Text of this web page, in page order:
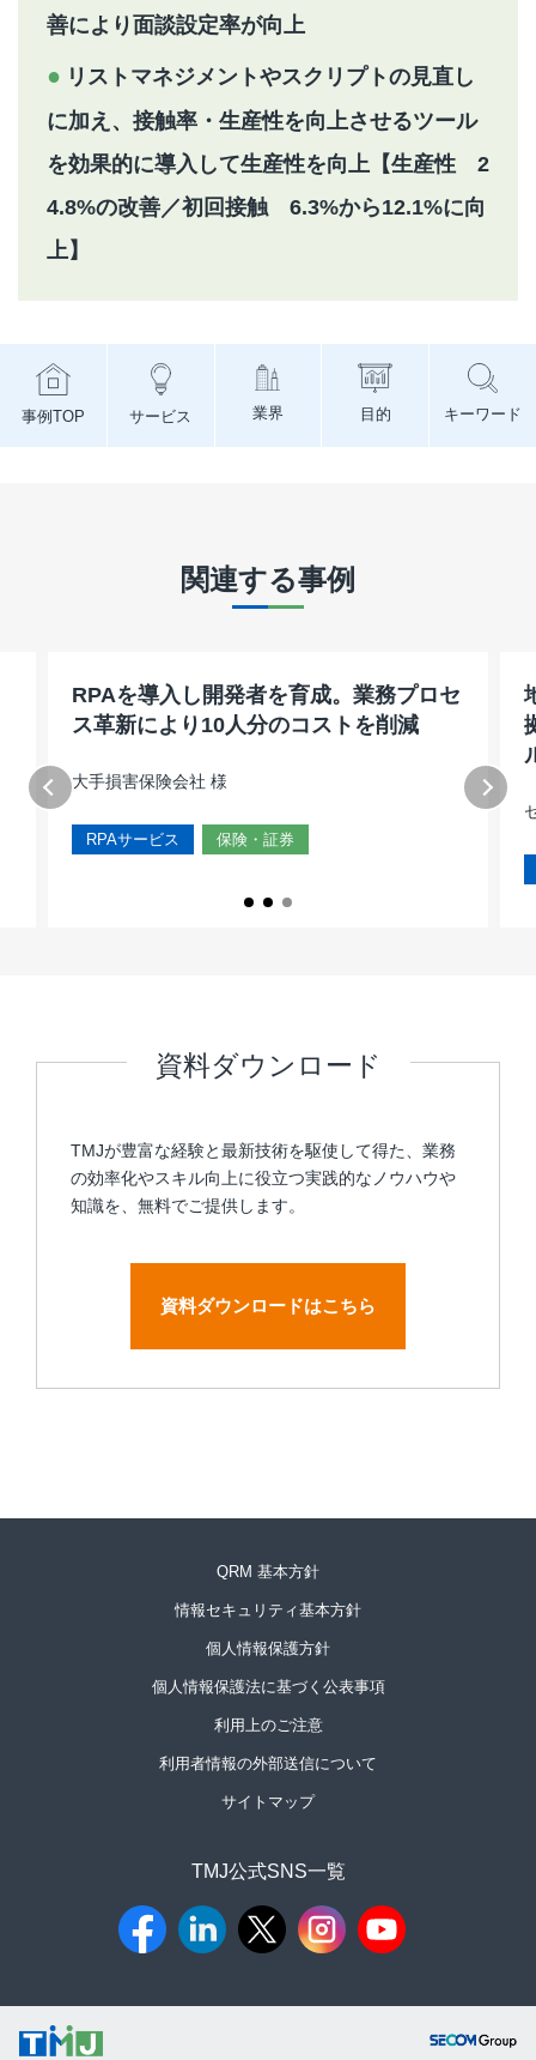
善により面談設定率が向上
リストマネジメントやスクリプトの見直し
に加え、接触率・生産性を向上させるツール
を効果的に導入して生産性を向上【生産性 2
4.8%の改善／初回接触 6.3%から12.1%に向
上】
事例TOP サービス
BUSINESS PROCESS
BPOデザイン
NPS導入支援サービス
CONTACT
Design & Outsourcing
モビリティ（MaaS）ビジネスサポート
テクニカルサポート
WORK
Design & Outsourcing
経理業務支援
翻訳サービス
業界
クレジットカード
保険・証券
その他サービス
製造・流通
銀行
人材
目的
コア業務集中
コスト削減
顧客満足
キーワード
フリーワードで探す
CS向上
大規模業務
経済産業省
関連する事例
RPAを導入し開発者を育成。業務プロセ
ス革新により10人分のコストを削減
大手損害保険会社 様
RPAサービス 保険・証券
資料ダウンロード
TMJが豊富な経験と最新技術を駆使して得た、業務
の効率化やスキル向上に役立つ実践的なノウハウや
知識を、無料でご提供します。
資料ダウンロードはこちら
QRM 基本方針
情報セキュリティ基本方針
個人情報保護方針
個人情報保護法に基づく公表事項
利用上のご注意
利用者情報の外部送信について
サイトマップ
TMJ公式SNS一覧​